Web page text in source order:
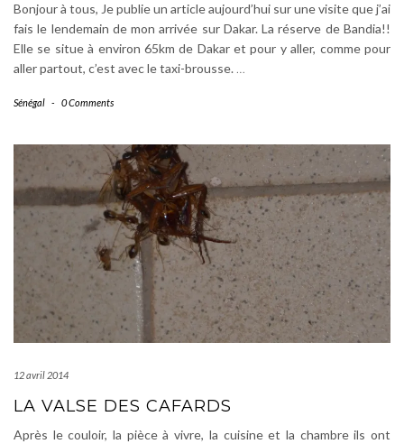
Bonjour à tous, Je publie un article aujourd’hui sur une visite que j’ai
fais le lendemain de mon arrivée sur Dakar. La réserve de Bandia!!
Elle se situe à environ 65km de Dakar et pour y aller, comme pour
aller partout, c’est avec le taxi-brousse. …
Sénégal - 0 Comments
12 avril 2014
LA VALSE DES CAFARDS
Après le couloir, la pièce à vivre, la cuisine et la chambre ils ont